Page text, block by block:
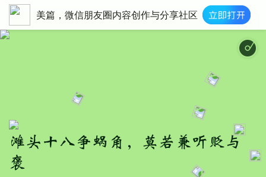
美篇，微信朋友圈内容创作与分享社区
滩头十八争蜗角，莫若兼听贬与
褒
Sweet Sea（其